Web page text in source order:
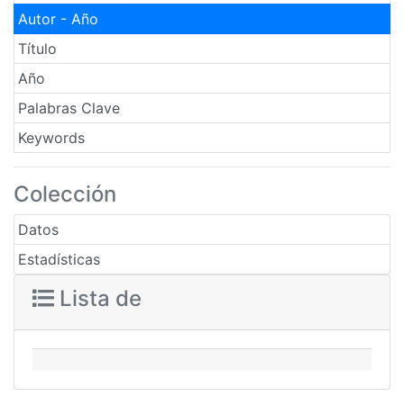
Autor - Año
Título
Año
Palabras Clave
Keywords
Colección
Datos
Estadísticas
Lista de